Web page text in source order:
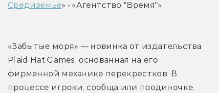
Средиземье» • «Агентство "Время"»
«Забытые моря» — новинка от издательства
Plaid Hat Games, основанная на его
фирменной механике перекрестков. В
процессе игроки, сообща или поодиночке,